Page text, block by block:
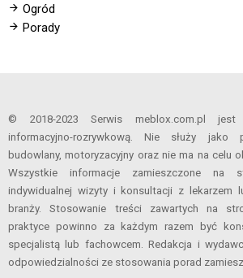
Ogród
Porady
© 2018-2023 Serwis meblox.com.pl jest
informacyjno-rozrywkową. Nie służy jako
budowlany, motoryzacyjny oraz nie ma na celu
Wszystkie informacje zamieszczone na
indywidualnej wizyty i konsultacji z lekarzem
branży. Stosowanie treści zawartych na
praktyce powinno za każdym razem być
specjalistą lub fachowcem. Redakcja i
odpowiedzialności ze stosowania porad